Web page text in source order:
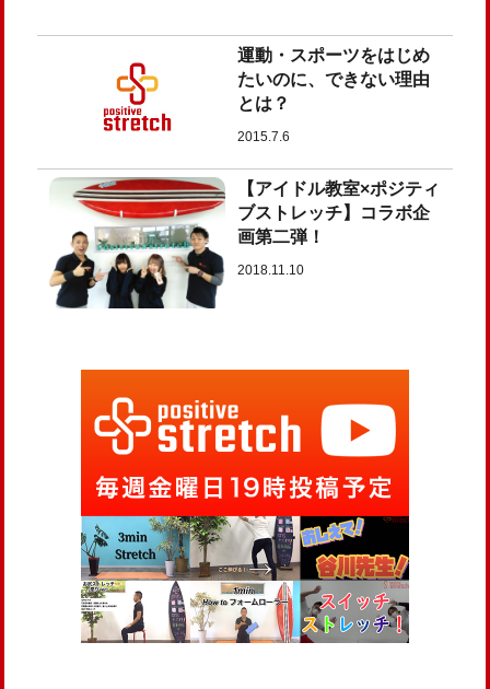
運動・スポーツをはじめ
たいのに、できない理由
とは？
2015.7.6
【アイドル教室×ポジティ
ブストレッチ】コラボ企
画第二弾！
2018.11.10